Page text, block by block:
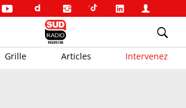
Grille Articles Intervenez